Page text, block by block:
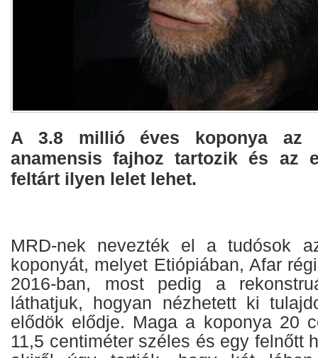
A 3.8 millió éves koponya az
anamensis fajhoz tartozik és az
feltárt ilyen lelet lehet.
MRD-nek nevezték el a tudósok
koponyát, melyet Etiópiában, Afar
2016-ban, most pedig a
láthatjuk, hogyan nézhetett ki
elődök elődje. Maga a koponya 20
11,5 centiméter széles és egy felnőtt